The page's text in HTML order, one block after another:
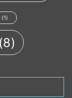
(1)
(8)